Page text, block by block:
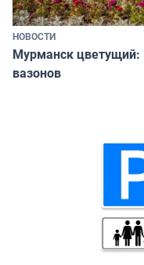
НОВОСТИ
Мурманск цветущий:
вазонов